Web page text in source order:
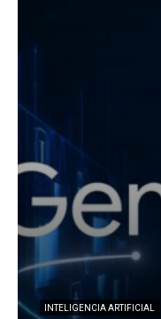
INTELIGENCIA ARTIFICIAL